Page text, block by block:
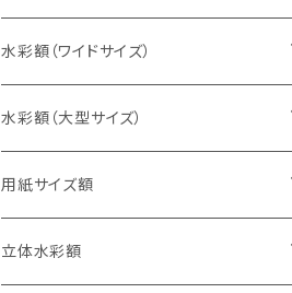
太子判（288×379ミリ）
四切判（348×424ミリ）
大衣判（394×509ミリ）
半切判（424×545ミリ）
スケッチ6Ｆ（458×550ミリ）
スケッチ8Ｆ（520×595ミリ）
スケッチ10Ｆ（595×670ミリ）
10cm正方形（100×100ミリ）
15cm正方形（150×150ミリ）
20cm正方形（200×200ミリ）
25cm正方形（250×250ミリ）
水彩額（ワイドサイズ）
15×30cm
20×40cm
25×50cm
水彩額（大型サイズ）
大判（660×850ミリ）
MO判（693×893ミリ）
用紙サイズ額
B5判（182×257ミリ）
立体水彩額